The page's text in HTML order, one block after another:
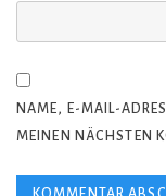
NAME, E-MAIL-
MEINEN NÄCHSTEN